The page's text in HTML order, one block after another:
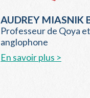
AUDREY MIASNIK
Professeur de Qoya
anglophone
En savoir plus >